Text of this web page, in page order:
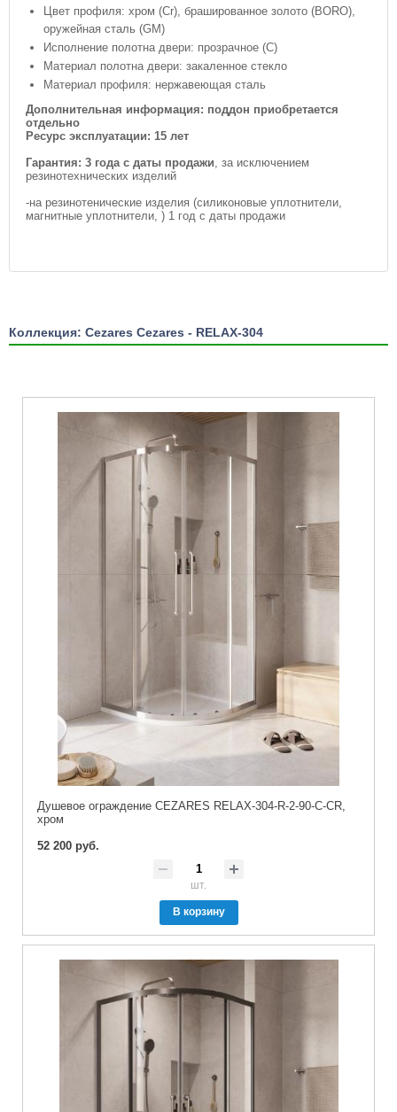
Цвет профиля: хром (Сr), брашированное золото (BORO),
оружейная сталь (GM)
Исполнение полотна двери: прозрачное (C)
Материал полотна двери: закаленное стекло
Материал профиля: нержавеющая сталь
Дополнительная информация: поддон приобретается
отдельно
Ресурс эксплуатации: 15 лет
Гарантия: 3 года с даты продажи , за исключением
резинотехнических изделий
-на резинотенические изделия (силиконовые уплотнители,
магнитные уплотнители, ) 1 год с даты продажи
Коллекция: Cezares Cezares - RELAX-304
Душевое ограждение CEZARES RELAX-304-R-2-90-C-CR,
хром
52 200 руб.
шт.
В корзину